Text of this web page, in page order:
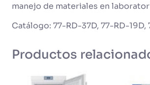
manejo de materiales en
Catálogo: 77-RD-37D, 77-RD-19D,
Productos